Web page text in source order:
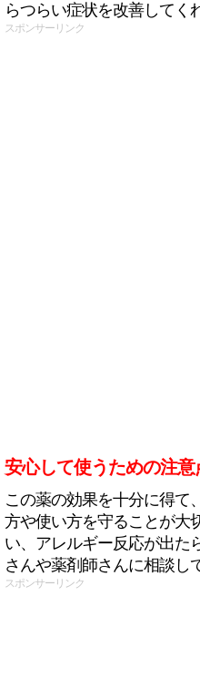
らつらい症状を改善してく
スポンサーリンク
安心して使うための注意
この薬の効果を十分に得て
方や使い方を守ることが大
い、アレルギー反応が出た
さんや薬剤師さんに相談し
スポンサーリンク